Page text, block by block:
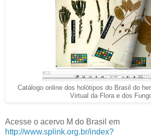
Catálogo online dos holótipos do Brasil do
Virtual da Flora e dos
Acesse o acervo M do Brasil em
http://www.splink.org.br/index?